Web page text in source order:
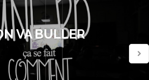
VA BULLER